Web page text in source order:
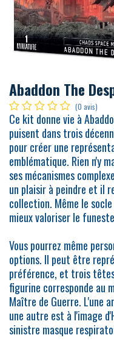
Abaddon The
(0 avis)
Ce kit donne vie à
puisent dans trois
pour créer une
emblématique. Rien n'y
ses mécanismes
un plaisir à peindre et il
collection. Même le
mieux valoriser le
Vous pourrez même
options. Il peut être
préférence, et trois
figurine corresponde au
Maître de Guerre. L'une
une autre est à l'image
sinistre masque